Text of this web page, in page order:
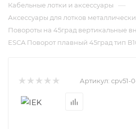
Кабельные лотки и аксессуары —
Аксессуары для лотков
Повороты на 45град вертикальные
ESCA Поворот плавный 45град тип
Артикул: cpv51-